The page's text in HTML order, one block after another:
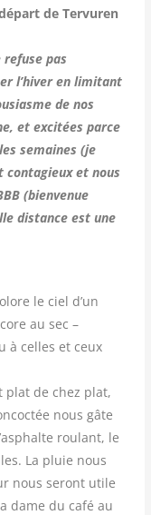
de Tervuren
refuse pas
l’hiver en limitant
de nos
et excitées parce
semaines (je
contagieux et nous
(bienvenue
distance est une
le ciel d’un
au sec –
à celles et ceux
plat de chez plat,
nous gâte
roulant, le
La pluie nous
nous seront utile
dame du café au